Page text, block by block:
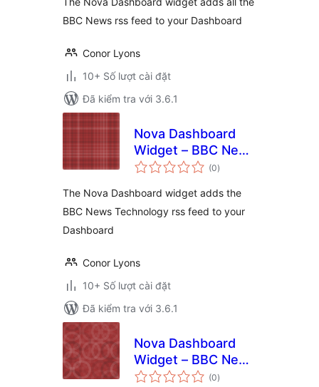
BBC News rss feed to your Dashboard
Conor Lyons
10+ Số lượt cài đặt
Đã kiểm tra với 3.6.1
Nova Dashboard
Widget – BBC News
– Technology
(0tổng
đánh
)
The Nova Dashboard widget adds the
BBC News Technology rss feed to your
Dashboard
Conor Lyons
10+ Số lượt cài đặt
Đã kiểm tra với 3.6.1
Nova Dashboard
Widget – BBC News
– Politics
(0tổng
đánh
)